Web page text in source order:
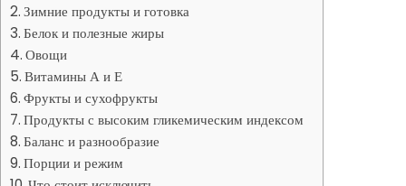
Зимние продукты и готовка
Белок и полезные жиры
Овощи
Витамины А и Е
Фрукты и сухофрукты
Продукты с высоким гликемическим индексом
Баланс и разнообразие
Порции и режим